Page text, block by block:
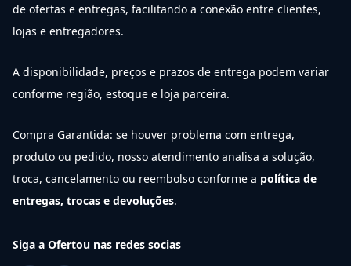
de ofertas e entregas, facilitando a conexão entre clientes,
lojas e entregadores.
A disponibilidade, preços e prazos de entrega podem variar
conforme região, estoque e loja parceira.
Compra Garantida: se houver problema com entrega,
produto ou pedido, nosso atendimento analisa a solução,
troca, cancelamento ou reembolso conforme a política de
entregas, trocas e devoluções.
Siga a Ofertou nas redes socias